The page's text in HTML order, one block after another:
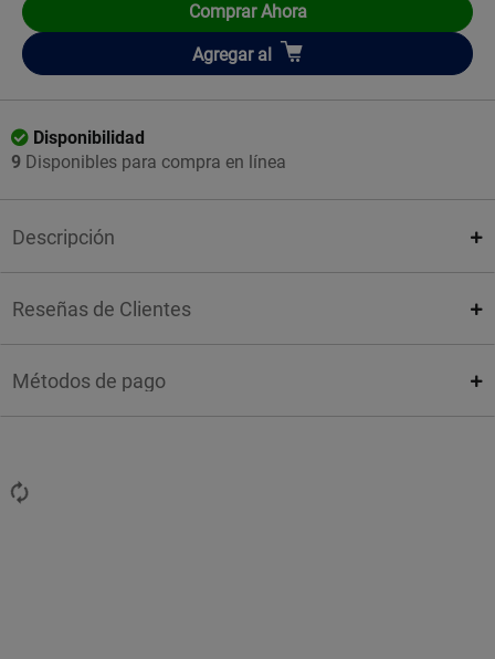
Comprar Ahora
Añadir
Agregar al
Disponibilidad
9 Disponibles para compra en línea
Descripción
Reseñas de Clientes
Métodos de pago